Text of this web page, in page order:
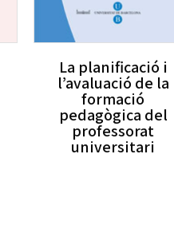
La planificació i
l’avaluació de la
formació
pedagògica del
professorat
universitari